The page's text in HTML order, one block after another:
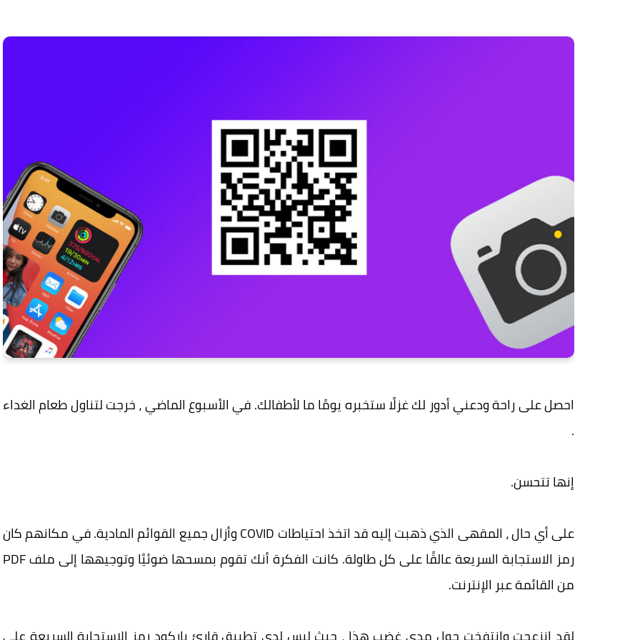
احصل على راحة ودعني أدور لك غزلًا ستخبره يومًا ما لأطفالك. في الأسبوع الماضي ، خرجت لتناول طعام الغداء
.
إنها تتحسن.
على أي حال ، المقهى الذي ذهبت إليه قد اتخذ احتياطات COVID وأزال جميع القوائم المادية. في مكانهم كان
رمز الاستجابة السريعة عالقًا على كل طاولة. كانت الفكرة أنك تقوم بمسحها ضوئيًا وتوجيهها إلى ملف PDF
من القائمة عبر الإنترنت.